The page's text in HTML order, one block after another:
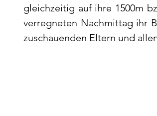
gleichzeitig auf ihre 1500m
verregneten Nachmittag ihr
zuschauenden Eltern und